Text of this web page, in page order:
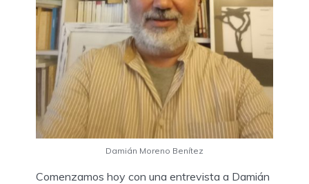
Damián Moreno Benítez
Comenzamos hoy con una entrevista a Damián